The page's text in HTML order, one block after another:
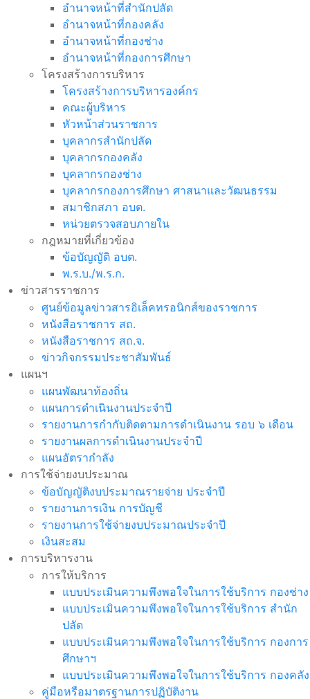
อำนาจหน้าที่สำนักปลัด
อำนาจหน้าที่กองคลัง
อำนาจหน้าที่กองช่าง
อำนาจหน้าที่กองการศึกษา
โครงสร้างการบริหาร
โครงสร้างการบริหารองค์กร
คณะผู้บริหาร
หัวหน้าส่วนราชการ
บุคลากรสำนักปลัด
บุคลากรกองคลัง
บุคลากรกองช่าง
บุคลากรกองการศึกษา ศาสนาและวัฒนธรรม
สมาชิกสภา อบต.
หน่วยตรวจสอบภายใน
กฎหมายที่เกี่ยวข้อง
ข้อบัญญัติ อบต.
พ.ร.บ./พ.ร.ก.
ข่าวสารราชการ
ศูนย์ข้อมูลข่าวสารอิเล็คทรอนิกส์ของราชการ
หนังสือราชการ สถ.
หนังสือราชการ สถ.จ.
ข่าวกิจกรรมประชาสัมพันธ์
แผนฯ
แผนพัฒนาท้องถิ่น
แผนการดำเนินงานประจำปี
รายงานการกำกับติดตามการดำเนินงาน รอบ ๖ เดือน
รายงานผลการดำเนินงานประจำปี
แผนอัตรากำลัง
การใช้จ่ายงบประมาณ
ข้อบัญญัติงบประมาณรายจ่าย ประจำปี
รายงานการเงิน การบัญชี
รายงานการใช้จ่ายงบประมาณประจำปี
เงินสะสม
การบริหารงาน
การให้บริการ
แบบประเมินความพึงพอใจในการใช้บริการ กองช่าง
แบบประเมินความพึงพอใจในการใช้บริการ สำนัก
ปลัด
แบบประเมินความพึงพอใจในการใช้บริการ กองการ
ศึกษาฯ
แบบประเมินความพึงพอใจในการใช้บริการ กองคลัง
คู่มือหรือมาตรฐานการปฏิบัติงาน